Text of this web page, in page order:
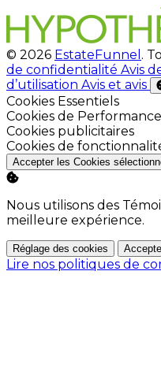
© 2026 EstateFunnel .
de confidentialité Avis
d’utilisation Avis et avis
Activer
Cookies Essentiels
Activer
Cookies de
Activer
Cookies publicitaires
Activer
Cookies de
Accepter les Cookies
Nous utilisons des
meilleure expérience.
Réglage des cookies
Lire nos politiques de